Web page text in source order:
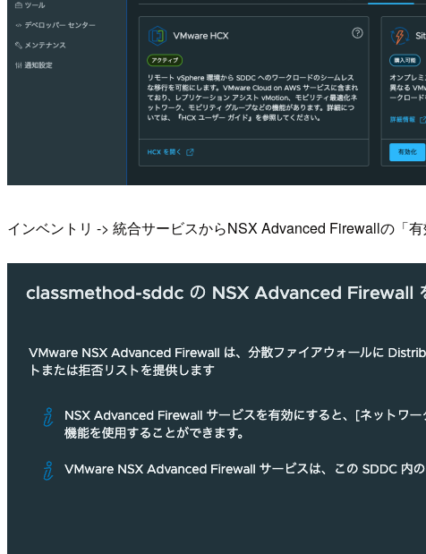
インベントリ -> 統合サービスからNSX Advanced Firewallの「有